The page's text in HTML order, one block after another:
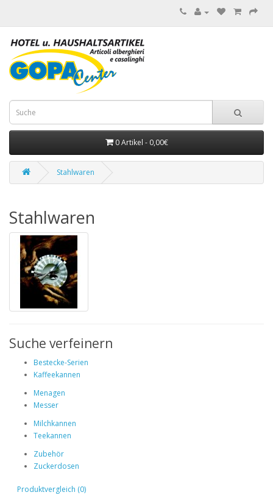
0 Artikel - 0,00€
Stahlwaren
Stahlwaren
Suche verfeinern
Bestecke-Serien
Kaffeekannen
Menagen
Messer
Milchkannen
Teekannen
Zubehör
Zuckerdosen
Produktvergleich (0)